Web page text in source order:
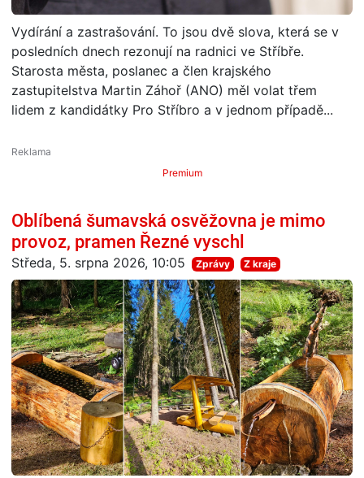
Vydírání a zastrašování. To jsou dvě slova, která se v
posledních dnech rezonují na radnici ve Stříbře.
Starosta města, poslanec a člen krajského
zastupitelstva Martin Záhoř (ANO) měl volat třem
lidem z kandidátky Pro Stříbro a v jednom případě...
Premium
Oblíbená šumavská osvěžovna je mimo
provoz, pramen Řezné vyschl
Středa, 5. srpna 2026, 10:05 Zprávy Z kraje